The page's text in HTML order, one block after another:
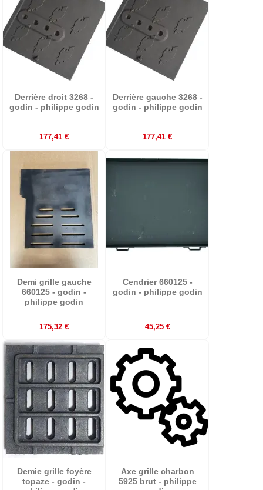
Derrière droit 3268 -
godin - philippe godin
177,41 €
Derrière gauche 3268 -
godin - philippe godin
177,41 €
Demi grille gauche
660125 - godin -
philippe godin
175,32 €
Cendrier 660125 -
godin - philippe godin
45,25 €
Demie grille foyère
topaze - godin -
Axe grille charbon
5925 brut - philippe